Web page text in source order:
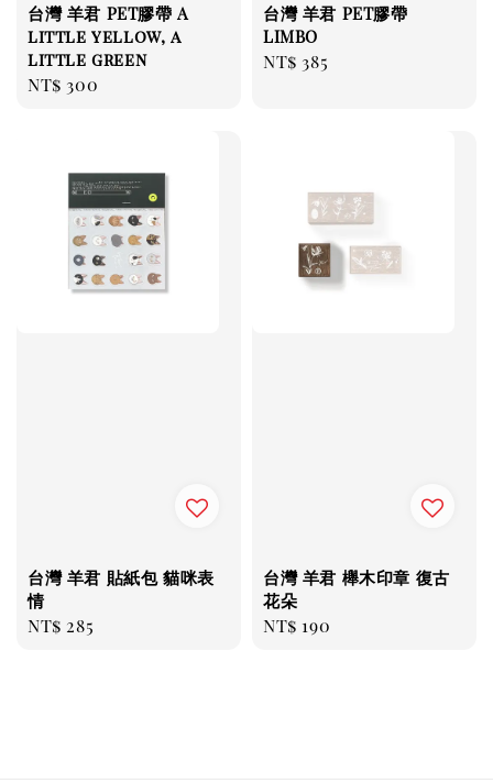
台灣 羊君 PET膠帶 A
little yellow, a
little green
Regular
NT$ 300
台灣 羊君 PET膠帶
LIMBO
Regular
NT$ 385
台灣 羊君 貼紙包 貓咪表
情
Regular
NT$ 285
台灣 羊君 櫸木印章 復古
花朵
Regular
NT$ 190